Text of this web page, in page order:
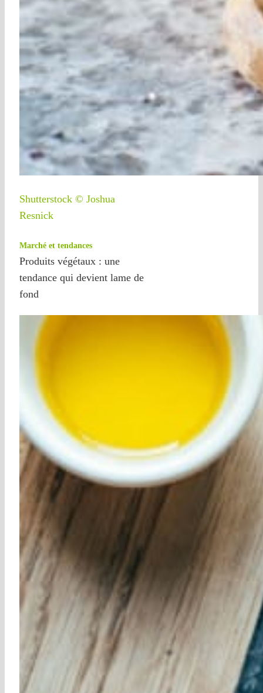
Shutterstock © Joshua
Resnick
Marché et tendances
Produits végétaux : une
tendance qui devient lame de
fond